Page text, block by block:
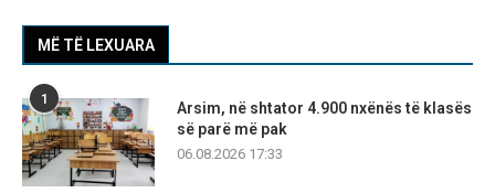
MË TË LEXUARA
1
Arsim, në shtator 4.900 nxënës të klasës
së parë më pak
06.08.2026 17:33